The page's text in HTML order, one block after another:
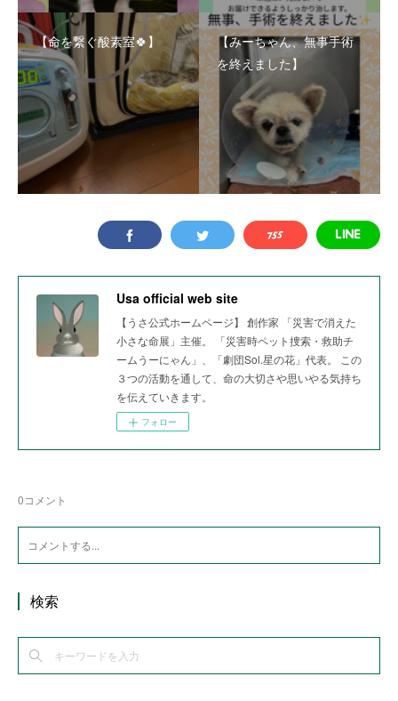
【命を繋ぐ酸素室🍀】
【みーちゃん、無事手術
を終えました】
Usa official web site
【うさ公式ホームページ】 創作家 「災害で消えた
小さな命展」主催。 「災害時ペット捜索・救助チ
ームうーにゃん」、「劇団Sol.星の花」代表。 この
３つの活動を通して、命の大切さや思いやる気持ち
を伝えていきます。
フォロー
0コメント
検索